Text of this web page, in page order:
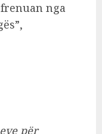
nga
për